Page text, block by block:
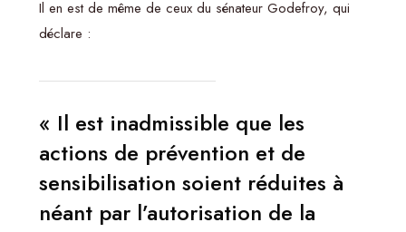
Il en est de même de ceux du sénateur Godefroy, qui
déclare :
« Il est inadmissible que les
actions de prévention et de
sensibilisation soient réduites à
néant par l’autorisation de la